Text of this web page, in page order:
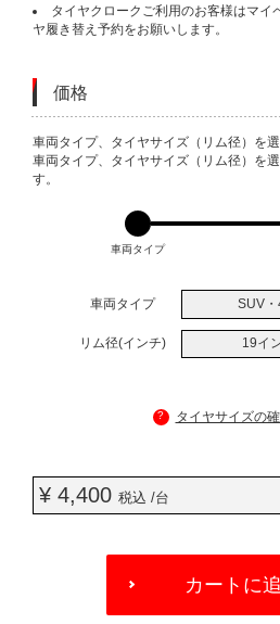
タイヤクロークご利用のお客様はマイ
ヤ履き替え予約をお願いします。
価格
VARIATIONS
車両タイプ、タイヤサイズ（リム径）を選
車両タイプ、タイヤサイズ（リム径）を
す。
車両タイプ
車両タイプ SUV
リム径(インチ) 19イ
? タイヤサイズの
¥ 4,400 税込 /台
OPTIONS
カートに